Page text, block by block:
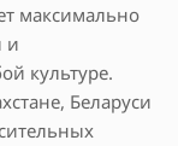
максимально
и
культуре.
Беларуси